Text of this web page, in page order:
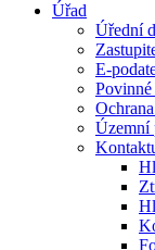
Úřad
Úřední
E-
Územní